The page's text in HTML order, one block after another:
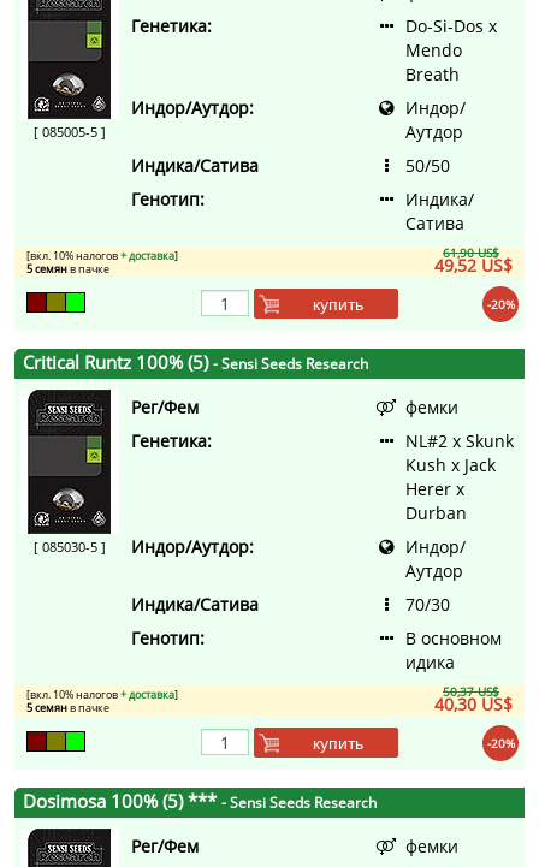
[ 085005-5 ]
Генетика:
Do-Si-Dos x
Mendo
Breath
Индор/Аутдор:
Индор/
Аутдор
Индика/Сатива
50/50
Генотип:
Индика/
Сатива
61,90 US$
49,52 US$
[вкл. 10% налогов+ доставка]
5 семянв пачке
-20%
купить
Critical Runtz 100% (5)- Sensi Seeds Research
[ 085030-5 ]
Рег/Фем
фемки
Генетика:
NL#2 x Skunk
Kush x Jack
Herer x
Durban
Индор/Аутдор:
Индор/
Аутдор
Индика/Сатива
70/30
Генотип:
В основном
идика
50,37 US$
40,30 US$
[вкл. 10% налогов+ доставка]
5 семянв пачке
-20%
купить
Dosimosa 100% (5) ***- Sensi Seeds Research
Рег/Фем
фемки